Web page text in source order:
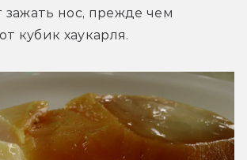
нос, прежде чем
кубик хаукарля.